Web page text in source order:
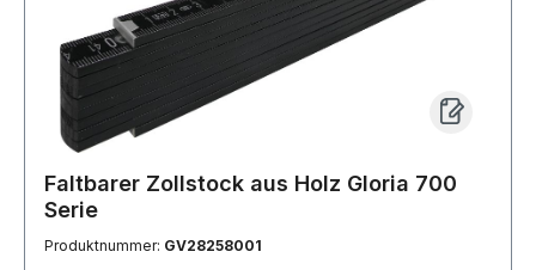
Faltbarer Zollstock aus Holz Gloria 700
Serie
Produktnummer: GV28258001